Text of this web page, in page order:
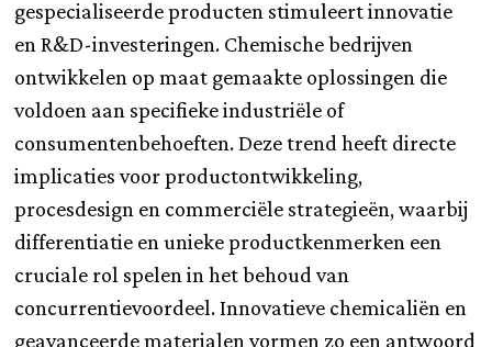
gespecialiseerde producten stimuleert innovatie
en R&D-investeringen. Chemische bedrijven
ontwikkelen op maat gemaakte oplossingen die
voldoen aan specifieke industriële of
consumentenbehoeften. Deze trend heeft directe
implicaties voor productontwikkeling,
procesdesign en commerciële strategieën, waarbij
differentiatie en unieke productkenmerken een
cruciale rol spelen in het behoud van
concurrentievoordeel. Innovatieve chemicaliën en
geavanceerde materialen vormen zo een antwoord